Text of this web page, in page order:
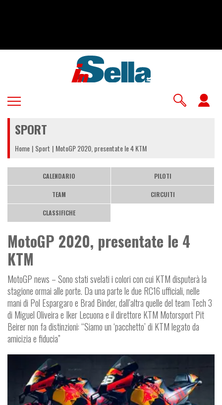
SPORT
Home Sport MotoGP 2020, presentate le 4 KTM
CALENDARIO PILOTI
TEAM CIRCUITI
CLASSIFICHE
MotoGP 2020, presentate le 4
KTM
MotoGP news – Sono stati svelati i colori con cui KTM disputerà la
stagione ormai alle porte. Da una parte le due RC16 ufficiali, nelle
mani di Pol Espargaro e Brad Binder, dall’altra quelle del team Tech 3
di Miguel Oliveira e Iker Lecuona e il direttore KTM Motorsport Pit
Beirer non fa distinzioni: “Siamo un ‘pacchetto’ di KTM legato da
amicizia e fiducia”